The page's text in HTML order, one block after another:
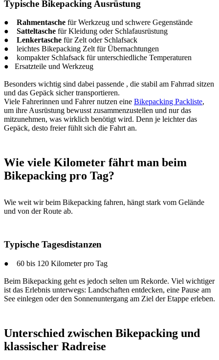
Typische Bikepacking Ausrüstung
● Rahmentasche für Werkzeug und schwere Gegenstände
● Satteltasche für Kleidung oder Schlafausrüstung
● Lenkertasche für Zelt oder Schlafsack
● leichtes Bikepacking Zelt für Übernachtungen
● kompakter Schlafsack für unterschiedliche Temperaturen
● Ersatzteile und Werkzeug
Besonders wichtig sind dabei passende , die stabil am Fahrrad sitzen
und das Gepäck sicher transportieren.
Viele Fahrerinnen und Fahrer nutzen eine Bikepacking Packliste,
um ihre Ausrüstung bewusst zusammenzustellen und nur das
mitzunehmen, was wirklich benötigt wird. Denn je leichter das
Gepäck, desto freier fühlt sich die Fahrt an.
Wie viele Kilometer fährt man beim
Bikepacking pro Tag?
Wie weit wir beim Bikepacking fahren, hängt stark vom Gelände
und von der Route ab.
Typische Tagesdistanzen
● 60 bis 120 Kilometer pro Tag
Beim Bikepacking geht es jedoch selten um Rekorde. Viel wichtiger
ist das Erlebnis unterwegs: Landschaften entdecken, eine Pause am
See einlegen oder den Sonnenuntergang am Ziel der Etappe erleben.
Unterschied zwischen Bikepacking und
klassischer Radreise